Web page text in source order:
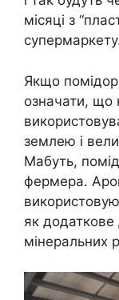
місяці з
Якщо
означати, що
землею і
Мабуть,
фермера.
як додаткове
мінеральних